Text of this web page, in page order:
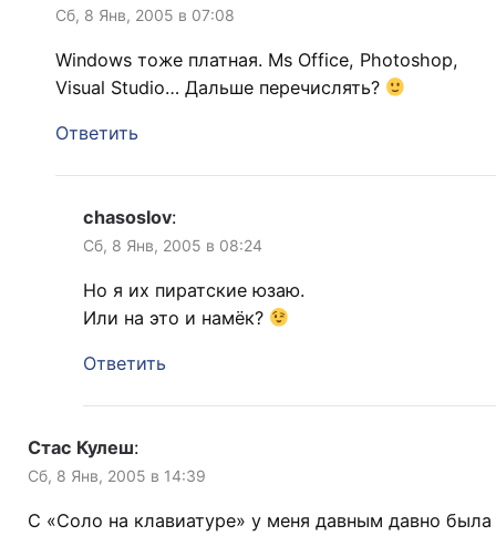
Сб, 8 Янв, 2005 в 07:08
Windows тоже платная. Ms Office, Photoshop,
Visual Studio… Дальше перечислять?
Ответить
chasoslov:
Сб, 8 Янв, 2005 в 08:24
Но я их пиратские юзаю.
Или на это и намёк?
Ответить
Стас Кулеш:
Сб, 8 Янв, 2005 в 14:39
С «Соло на клавиатуре» у меня давным давно была